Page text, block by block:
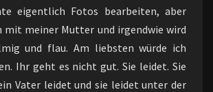
eigentlich Fotos bearbeiten, aber
mit meiner Mutter und irgendwie wird
und flau. Am liebsten würde ich
Ihr geht es nicht gut. Sie leidet. Sie
Vater leidet und sie leidet unter der